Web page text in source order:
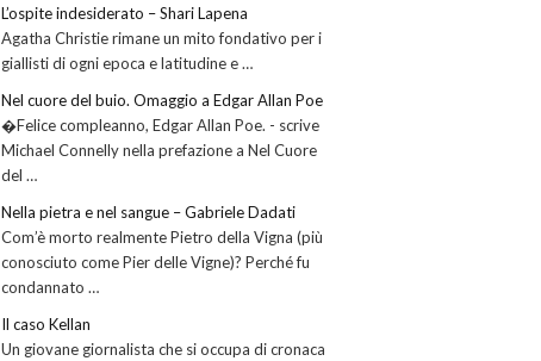
L’ospite indesiderato – Shari Lapena
Agatha Christie rimane un mito fondativo per i
giallisti di ogni epoca e latitudine e …
Nel cuore del buio. Omaggio a Edgar Allan Poe
�Felice compleanno, Edgar Allan Poe. - scrive
Michael Connelly nella prefazione a Nel Cuore
del …
Nella pietra e nel sangue – Gabriele Dadati
Com’è morto realmente Pietro della Vigna (più
conosciuto come Pier delle Vigne)? Perché fu
condannato …
Il caso Kellan
Un giovane giornalista che si occupa di cronaca